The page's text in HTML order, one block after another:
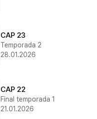
CAP 23
Temporada 2
28.01.2026
CAP 22
Final temporada 1
21.01.2026